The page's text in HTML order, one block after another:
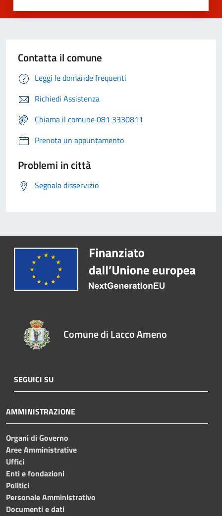
Contatta il comune
Leggi le domande frequenti
Richiedi Assistenza
Chiama il comune 081 3330811
Prenota un appuntamento
Problemi in città
Segnala disservizio
Comune di Lacco Ameno
SEGUICI SU
AMMINISTRAZIONE
Organi di Governo
Aree Amministrative
Uffici
Enti e fondazioni
Politici
Personale Amministrativo
Documenti e dati